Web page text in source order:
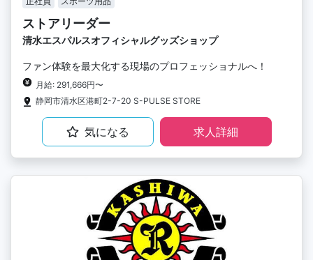
ストアリーダー
清水エスパルスオフィシャルグッズショップ
ファン体験を最大化する現場のプロフェッショナルへ！
月給: 291,666円〜
静岡市清水区港町2-7-20 S-PULSE STORE
気になる 求人詳細